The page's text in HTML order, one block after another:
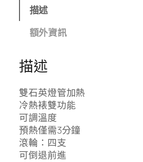
描述
額外資訊
描述
雙石英燈管加熱
冷熱裱雙功能
可調溫度
預熱僅需3分鐘
滾輪：四支
可倒退前進